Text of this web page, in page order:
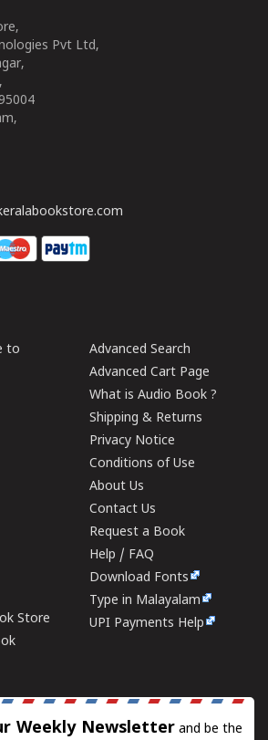
Pvt Ltd,
to
Store
Advanced Search
Advanced Cart Page
What is Audio Book ?
Shipping & Returns
Privacy Notice
Conditions of Use
About Us
Contact Us
Request a Book
Help / FAQ
Download Fonts
Type in Malayalam
UPI Payments Help
Weekly Newsletter and be the